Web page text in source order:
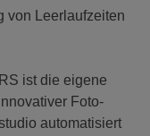
von Leerlaufzeiten
ist die eigene
Foto-
automatisiert